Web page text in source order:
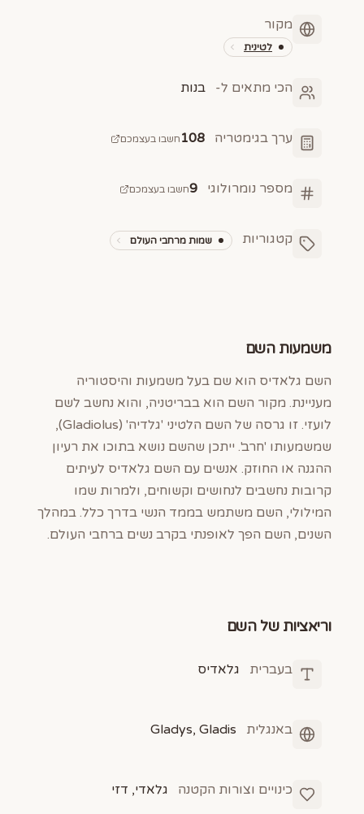
מקור
לטינית
הכי מתאים ל- בנות
ערך בגימטריה 108 חשבו בעצמכם
מספר נומרולוגי 9חשבו בעצמכם
קטגוריות שמות מרחבי העולם
משמעות השם
השם גלאדיס הוא שם בעל משמעות והיסטוריה
מעניינת. מקור השם הוא בבריטניה, והוא נחשב לשם
לועזי. זו גרסה של השם הלטיני 'גלדיה' (Gladiolus),
שמשמעותו 'חרב'. ייתכן שהשם נושא בתוכו את רעיון
ההגנה או החוזק. אנשים עם השם גלאדיס לעיתים
קרובות נחשבים לנחושים וקשוחים, ולמרות שמו
המילולי, השם משתמש בממד הנשי בדרך כלל. במהלך
השנים, השם הפך לאופנתי בקרב נשים ברחבי העולם.
וריאציות של השם
בעברית גלאדיס
באנגלית Gladys, Gladis
כינויים וצורות הקטנה גלאדי, דזי